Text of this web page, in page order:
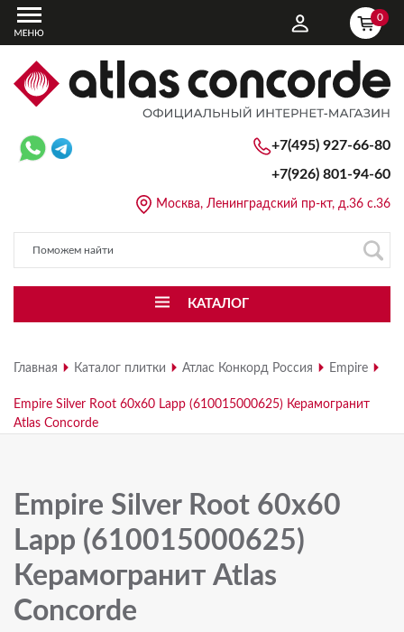
0
Москва, Ленинградский пр-кт, д.36 с.36
КАТАЛОГ
+7(495) 927-66-80
+7(926) 801-94-60
Главная Каталог плитки Атлас Конкорд Россия Empire
Empire Silver Root 60x60 Lapp (610015000625) Керамогранит
Atlas Concorde
Empire Silver Root 60x60
Lapp (610015000625)
Керамогранит Atlas
Concorde